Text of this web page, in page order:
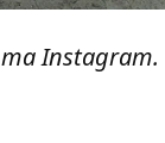
таInstagram.